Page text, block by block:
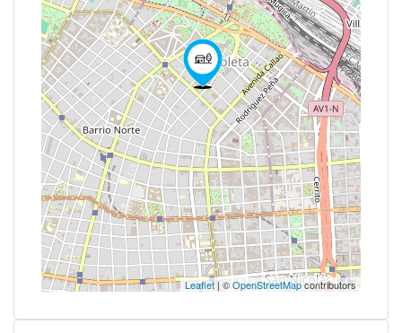
Leaflet| ©OpenStreetMapcontributors